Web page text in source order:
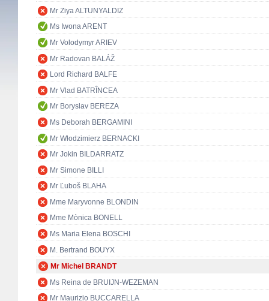
Mr Ziya ALTUNYALDIZ
Ms Iwona ARENT
Mr Volodymyr ARIEV
Mr Radovan BALÁŽ
Lord Richard BALFE
Mr Vlad BATRÎNCEA
Mr Boryslav BEREZA
Ms Deborah BERGAMINI
Mr Włodzimierz BERNACKI
Mr Jokin BILDARRATZ
Mr Simone BILLI
Mr Ľuboš BLAHA
Mme Maryvonne BLONDIN
Mme Mònica BONELL
Ms Maria Elena BOSCHI
M. Bertrand BOUYX
Mr Michel BRANDT
Ms Reina de BRUIJN-WEZEMAN
Mr Maurizio BUCCARELLA